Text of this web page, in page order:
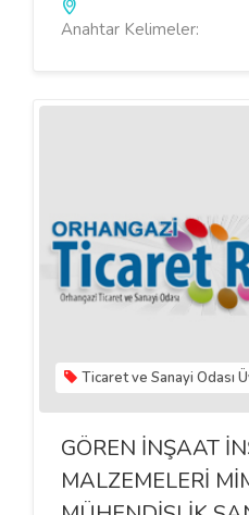
Anahtar Kelimeler:
Ticaret ve Sanayi Odası
GÖREN İNŞAAT
MALZEMELERİ